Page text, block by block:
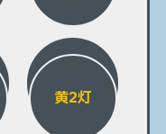
黄2灯